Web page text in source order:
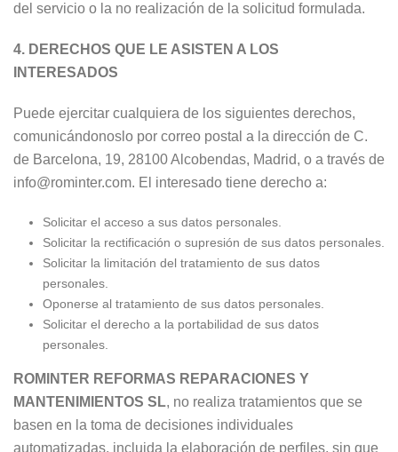
del servicio o la no realización de la solicitud formulada.
4. DERECHOS QUE LE ASISTEN A LOS
INTERESADOS
Puede ejercitar cualquiera de los siguientes derechos,
comunicándonoslo por correo postal a la dirección de C.
de Barcelona, 19, 28100 Alcobendas, Madrid, o a través de
info@rominter.com. El interesado tiene derecho a:
Solicitar el acceso a sus datos personales.
Solicitar la rectificación o supresión de sus datos personales.
Solicitar la limitación del tratamiento de sus datos
personales.
Oponerse al tratamiento de sus datos personales.
Solicitar el derecho a la portabilidad de sus datos
personales.
ROMINTER REFORMAS REPARACIONES Y
MANTENIMIENTOS SL, no realiza tratamientos que se
basen en la toma de decisiones individuales
automatizadas, incluida la elaboración de perfiles, sin que